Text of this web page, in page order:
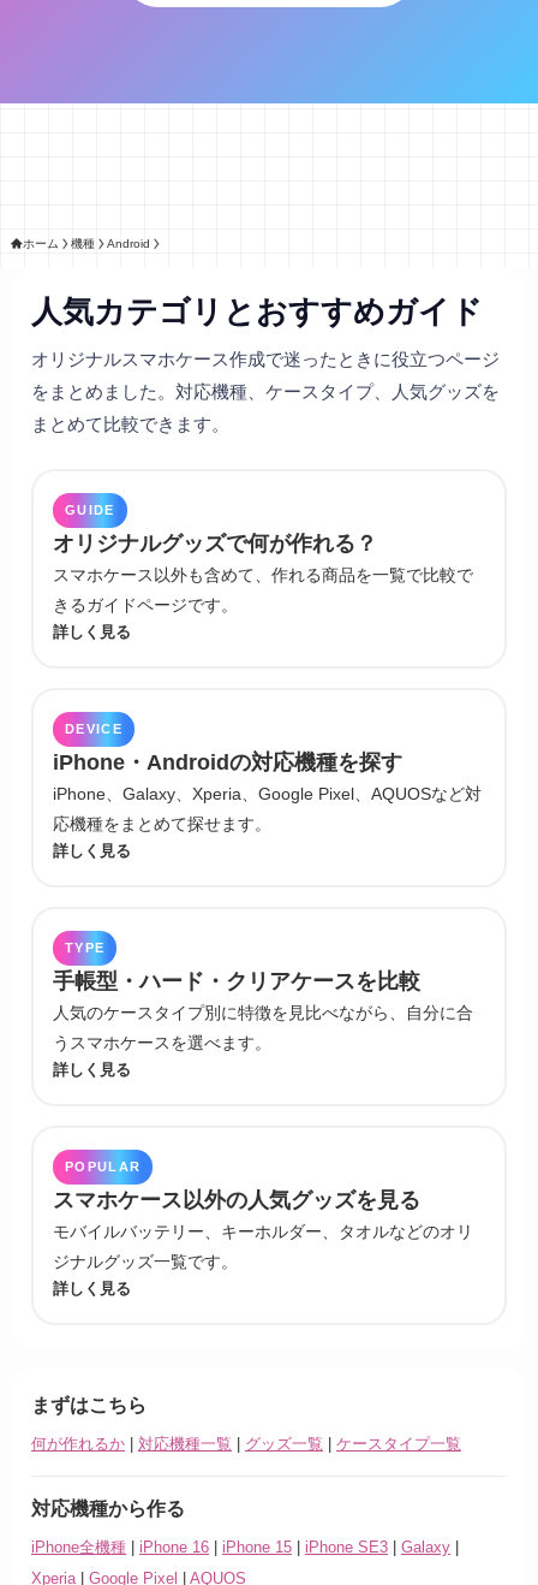
ホーム 機種 Android
人気カテゴリとおすすめガイド
オリジナルスマホケース作成で迷ったときに役立つページ
をまとめました。対応機種、ケースタイプ、人気グッズを
まとめて比較できます。
GUIDE
オリジナルグッズで何が作れる？
スマホケース以外も含めて、作れる商品を一覧で比較で
きるガイドページです。
詳しく見る
DEVICE
iPhone・Androidの対応機種を探す
iPhone、Galaxy、Xperia、Google Pixel、AQUOSなど対
応機種をまとめて探せます。
詳しく見る
TYPE
手帳型・ハード・クリアケースを比較
人気のケースタイプ別に特徴を見比べながら、自分に合
うスマホケースを選べます。
詳しく見る
POPULAR
スマホケース以外の人気グッズを見る
モバイルバッテリー、キーホルダー、タオルなどのオリ
ジナルグッズ一覧です。
詳しく見る
まずはこちら
何が作れるか | 対応機種一覧 | グッズ一覧 | ケースタイプ一覧
対応機種から作る
iPhone全機種 | iPhone 16 | iPhone 15 | iPhone SE3 | Galaxy |
Xperia | Google Pixel | AQUOS